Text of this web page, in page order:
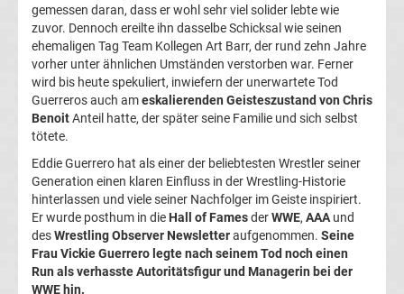
Liga
DFB-
Pokal
Champions
League
Europa
gemessen daran, dass er wohl sehr viel solider lebte wie
zuvor. Dennoch ereilte ihn dasselbe Schicksal wie seinen
ehemaligen Tag Team Kollegen Art Barr, der rund zehn Jahre
vorher unter ähnlichen Umständen verstorben war. Ferner
wird bis heute spekuliert, inwiefern der unerwartete Tod
Guerreros auch ameskalierenden Geisteszustand von Chris
BenoitAnteil hatte, der später seine Familie und sich selbst
tötete.
Eddie Guerrero hat als einer der beliebtesten Wrestler seiner
Generation einen klaren Einfluss in der Wrestling-Historie
hinterlassen und viele seiner Nachfolger im Geiste inspiriert.
Er wurde posthum in die Hall of FamesderWWE, AAA und
desWrestling Observer Newsletteraufgenommen. Seine
Frau Vickie Guerrero legte nach seinem Tod noch einen
Run als verhasste Autoritätsfigur und Managerin bei der
WWE hin.